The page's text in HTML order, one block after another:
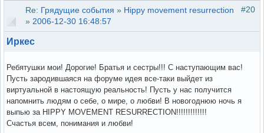
#20
Re: Грядущие события » Hippy movement resurrection
» 2006-12-30 16:48:57
Иркес
Ребятушки мои! Дорогие! Братья и сестры!!! С наступающим вас!
Пусть зародившаяся на форуме идея все-таки выйдет из
виртуальной в настоящую реальность! Пусть у нас получится
напомнить людям о себе, о мире, о любви! В новогоднюю ночь я
выпью за HIPPY MOVEMENT RESURRECTION!!!!!!!!!!!!!
Счастья всем, понимания и любви!